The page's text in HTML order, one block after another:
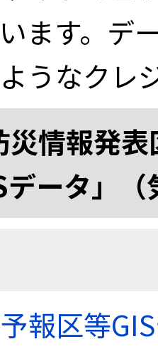
ます。デ
うなクレ
災情報発
データ」
報区等